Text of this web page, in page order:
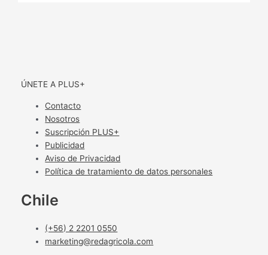
ÚNETE A PLUS+
Contacto
Nosotros
Suscripción PLUS+
Publicidad
Aviso de Privacidad
Política de tratamiento de datos personales
Chile
(+56) 2 2201 0550
marketing@redagricola.com